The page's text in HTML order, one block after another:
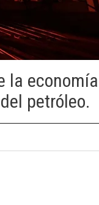
la economía
petróleo.